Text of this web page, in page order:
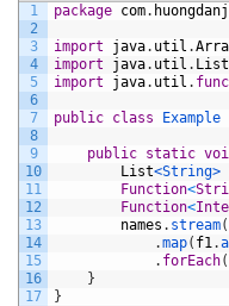
1
2
3
4
5
6
7
8
9
10
11
12
13
14
15
16
17
package com.
import java. util .
import
java. util . List
import
java. util .
public class Example
public static
List<String>
Function<
Function<
names . stream(
.map( f1 .
. forEach(
}
}